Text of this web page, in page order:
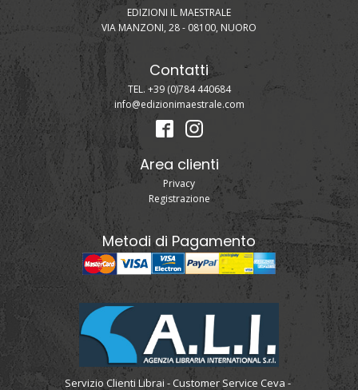
EDIZIONI IL MAESTRALE
VIA MANZONI, 28 - 08100, NUORO
Contatti
TEL. +39 (0)784 440684
info@edizionimaestrale.com
Area clienti
Privacy
Registrazione
Metodi di Pagamento
Servizio Clienti Librai - Customer Service Ceva -